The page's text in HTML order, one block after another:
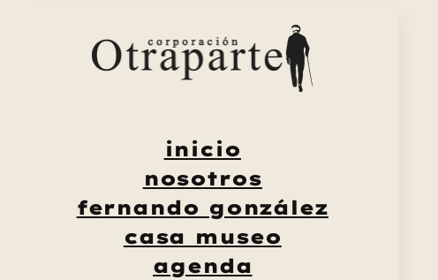
inicio
nosotros
fernando gonzález
casa museo
agenda